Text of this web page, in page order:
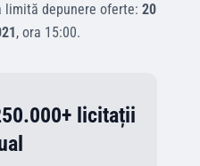
limită depunere oferte: 20
, ora 15:00.
licitații